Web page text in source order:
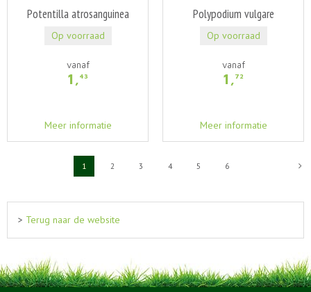
Potentilla atrosanguinea
vanaf
1 ,43
Meer informatie
Op voorraad
Polypodium vulgare
vanaf
1 ,72
Meer informatie
Op voorraad
1 2 3 4 5 6
> Terug naar de website